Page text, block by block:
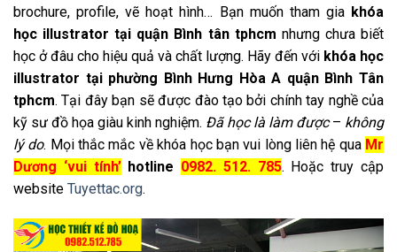
brochure, profile, vẽ hoạt hình… Bạn muốn tham gia khóa
học illustrator tại quận Bình tân tphcm nhưng chưa biết
học ở đâu cho hiệu quả và chất lượng. Hãy đến với khóa học
illustrator tại phường Bình Hưng Hòa A quận Bình Tân
tphcm. Tại đây bạn sẽ được đào tạo bởi chính tay nghề của
kỹ sư đồ họa giàu kinh nghiệm. Đã học là làm được– không
lý do. Mọi thắc mắc về khóa học bạn vui lòng liên hệ qua Mr
Dương ‘vui tính’ hotline 0982. 512. 785. Hoặc truy cập
website Tuyettac.org.